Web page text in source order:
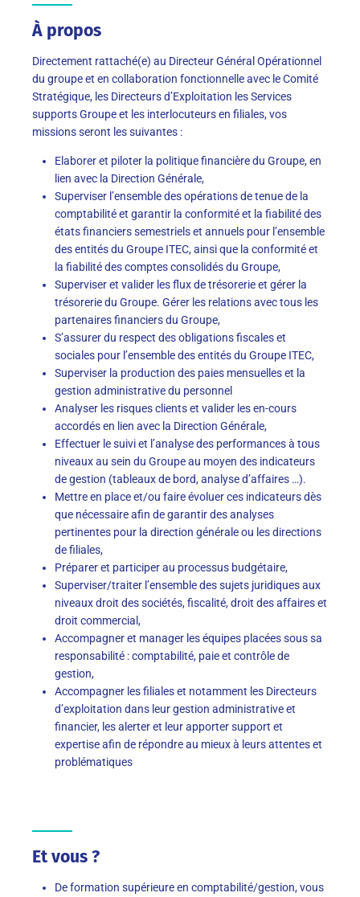
À propos
Directement rattaché(e) au Directeur Général Opérationnel
du groupe et en collaboration fonctionnelle avec le Comité
Stratégique, les Directeurs d’Exploitation les Services
supports Groupe et les interlocuteurs en filiales, vos
missions seront les suivantes :
Elaborer et piloter la politique financière du Groupe, en
lien avec la Direction Générale,
Superviser l’ensemble des opérations de tenue de la
comptabilité et garantir la conformité et la fiabilité des
états financiers semestriels et annuels pour l’ensemble
des entités du Groupe ITEC, ainsi que la conformité et
la fiabilité des comptes consolidés du Groupe,
Superviser et valider les flux de trésorerie et gérer la
trésorerie du Groupe. Gérer les relations avec tous les
partenaires financiers du Groupe,
S’assurer du respect des obligations fiscales et
sociales pour l’ensemble des entités du Groupe ITEC,
Superviser la production des paies mensuelles et la
gestion administrative du personnel
Analyser les risques clients et valider les en-cours
accordés en lien avec la Direction Générale,
Effectuer le suivi et l’analyse des performances à tous
niveaux au sein du Groupe au moyen des indicateurs
de gestion (tableaux de bord, analyse d’affaires …).
Mettre en place et/ou faire évoluer ces indicateurs dès
que nécessaire afin de garantir des analyses
pertinentes pour la direction générale ou les directions
de filiales,
Préparer et participer au processus budgétaire,
Superviser/traiter l’ensemble des sujets juridiques aux
niveaux droit des sociétés, fiscalité, droit des affaires et
droit commercial,
Accompagner et manager les équipes placées sous sa
responsabilité : comptabilité, paie et contrôle de
gestion,
Accompagner les filiales et notamment les Directeurs
d’exploitation dans leur gestion administrative et
financier, les alerter et leur apporter support et
expertise afin de répondre au mieux à leurs attentes et
problématiques
Et vous ?
De formation supérieure en comptabilité/gestion, vous